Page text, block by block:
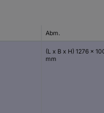
Abm.
(L x B x H) 1276 x
mm